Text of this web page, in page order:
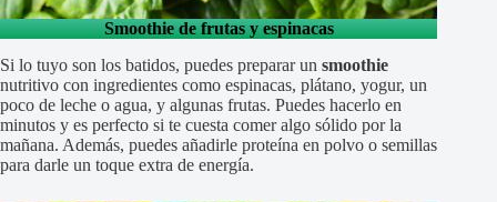
Smoothie de frutas y espinacas
Si lo tuyo son los batidos, puedes preparar un smoothie
nutritivo con ingredientes como espinacas, plátano, yogur, un
poco de leche o agua, y algunas frutas. Puedes hacerlo en
minutos y es perfecto si te cuesta comer algo sólido por la
mañana. Además, puedes añadirle proteína en polvo o semillas
para darle un toque extra de energía.